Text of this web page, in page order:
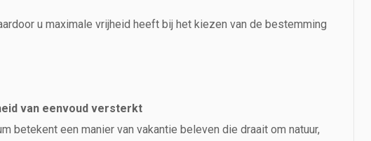
u maximale vrijheid heeft bij het kiezen van de bestemming
van eenvoud versterkt
betekent een manier van vakantie beleven die draait om natuur,